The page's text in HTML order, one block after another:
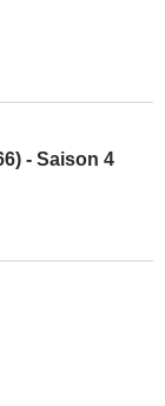
- Saison 4